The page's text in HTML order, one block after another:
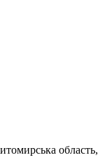
область,